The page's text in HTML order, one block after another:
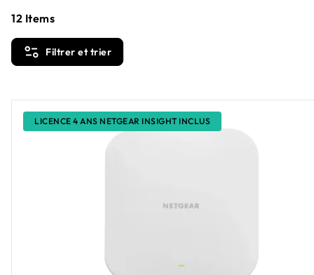
Filtrer et trier
12 Items
LICENCE 4 ANS NETGEAR INSIGHT INCLUS